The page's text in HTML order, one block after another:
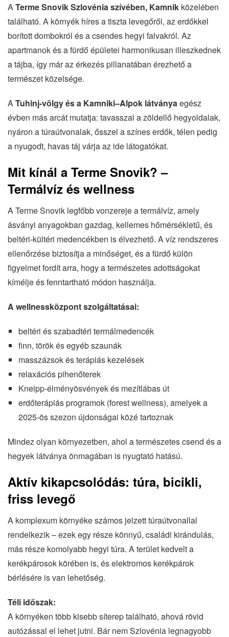
ATerme Snovik Szlovénia szívében, Kamnik közelében
található. A környék híres a tiszta levegőről, az erdőkkel
borított dombokról és a csendes hegyi falvakról. Az
apartmanok és a fürdő épületei harmonikusan illeszkednek
a tájba, így már az érkezés pillanatában érezhető a
természet közelsége.
ATuhinj-völgy és a Kamniki–Alpok látványaegész
évben más arcát mutatja: tavasszal a zöldellő hegyoldalak,
nyáron a túraútvonalak, ősszel a színes erdők, télen pedig
a nyugodt, havas táj várja az ide látogatókat.
Mit kínál a Terme Snovik? –
Termálvíz és wellness
A Terme Snovik legfőbb vonzereje a termálvíz, amely
ásványi anyagokban gazdag, kellemes hőmérsékletű, és
beltéri-kültéri medencékben is élvezhető. A víz rendszeres
ellenőrzése biztosítja a minőséget, és a fürdő külön
figyelmet fordít arra, hogy a természetes adottságokat
kímélje és fenntartható módon használja.
A wellnessközpont szolgáltatásai:
beltéri és szabadtéri termálmedencék
finn, török és egyéb szaunák
masszázsok és terápiás kezelések
relaxációs pihenőterek
Kneipp-élményösvények és mezítlábas út
erdőterápiás programok (forest wellness), amelyek a
2025-ös szezon újdonságai közé tartoznak
Mindez olyan környezetben, ahol a természetes csend és a
hegyek látványa önmagában is nyugtató hatású.
Aktív kikapcsolódás: túra, bicikli,
friss levegő
A komplexum környéke számos jelzett túraútvonallal
rendelkezik – ezek egy része könnyű, családi kirándulás,
más része komolyabb hegyi túra. A terület kedvelt a
kerékpárosok körében is, és elektromos kerékpárok
bérlésére is van lehetőség.
Téli időszak:
A környéken több kisebb síterep található, ahová rövid
autózással el lehet jutni. Bár nem Szlovénia legnagyobb